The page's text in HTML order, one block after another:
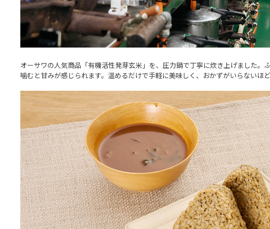
オーサワの人気商品「有機活性発芽玄米」を、圧力鍋で丁寧に炊き上げました。
噛むと甘みが感じられます。温めるだけで手軽に美味しく、おかずがいらないほ